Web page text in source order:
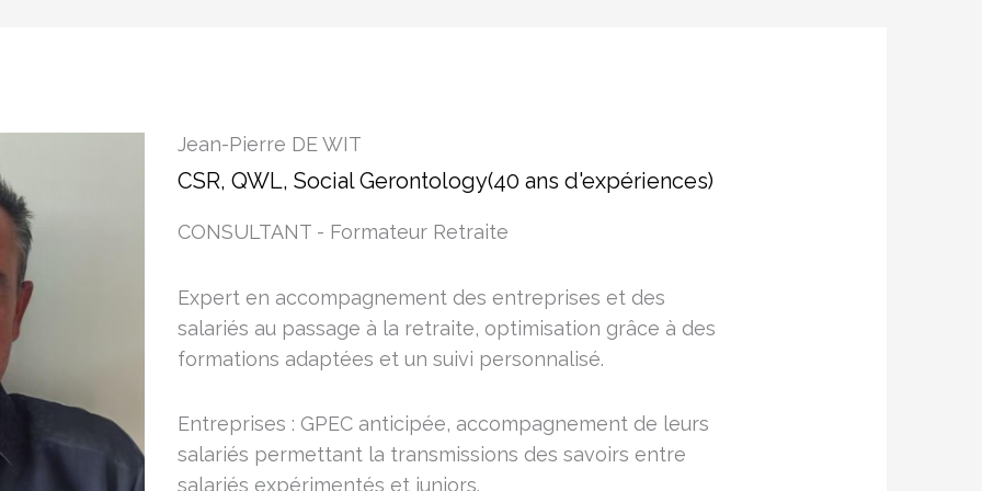
Jean-Pierre DE WIT
CSR, QWL, Social Gerontology(40 ans d'expériences)
CONSULTANT - Formateur Retraite
Expert en accompagnement des entreprises et des
salariés au passage à la retraite, optimisation grâce à des
formations adaptées et un suivi personnalisé.
Entreprises : GPEC anticipée, accompagnement de leurs
salariés permettant la transmissions des savoirs entre
salariés expérimentés et juniors.